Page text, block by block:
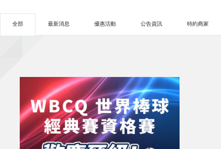
全部 最新消息 優惠活動 公告資訊 特約商家